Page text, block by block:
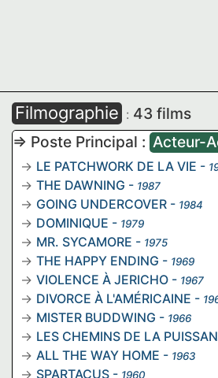
Filmographie : 43 films
=> Poste Principal : Acteur-
LE PATCHWORK DE LA VIE -
THE DAWNING - 1987
GOING UNDERCOVER - 1984
DOMINIQUE - 1979
MR. SYCAMORE - 1975
THE HAPPY ENDING - 1969
VIOLENCE À JERICHO - 1967
DIVORCE À L'AMÉRICAINE -
MISTER BUDDWING - 1966
LES CHEMINS DE LA
ALL THE WAY HOME - 1963
SPARTACUS - 1960